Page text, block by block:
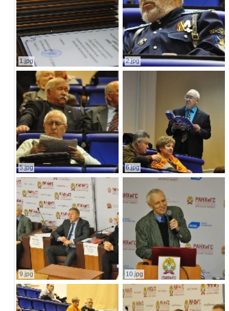
1.jpg 2.jpg
5.jpg 6.jpg
9.jpg 10.jpg